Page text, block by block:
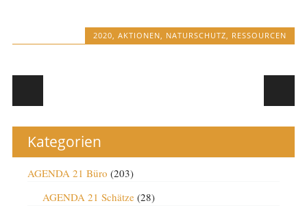
2020,AKTIONEN, NATURSCHUTZ, RESSOURCEN
Post navigation
Kategorien
AGENDA 21 Büro (203)
AGENDA 21 Schätze(28)